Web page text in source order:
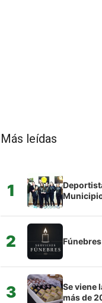
Más leídas
1
2
3
Se viene
más de